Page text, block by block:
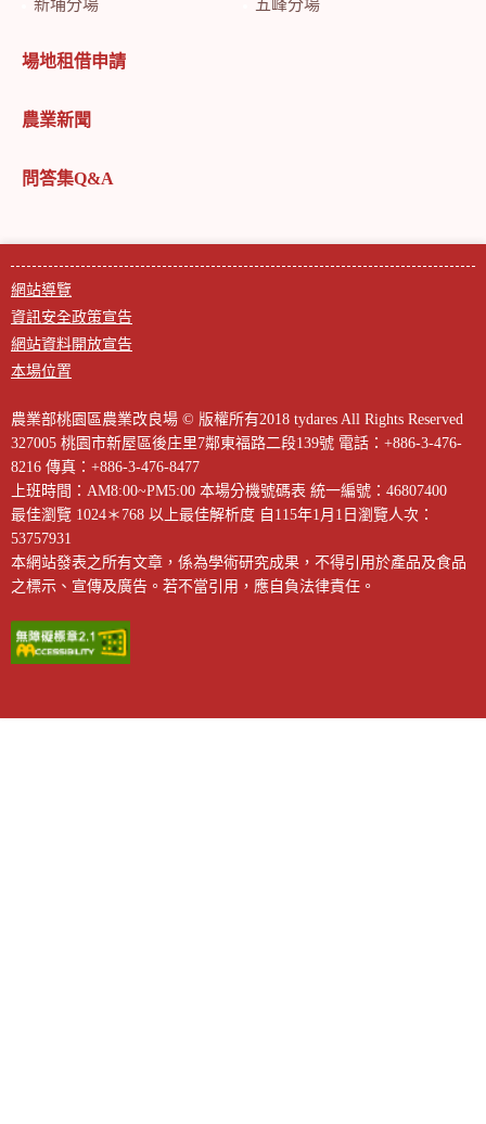
新埔分場
五峰分場
場地租借申請
農業新聞
問答集Q&A
網站導覽
資訊安全政策宣告
網站資料開放宣告
本場位置
農業部桃園區農業改良場 © 版權所有2018 tydares All Rights Reserved
327005 桃園市新屋區後庄里7鄰東福路二段139號 電話：+886-3-476-
8216 傳真：+886-3-476-8477
上班時間：AM8:00~PM5:00 本場分機號碼表 統一編號：46807400
最佳瀏覽 1024＊768 以上最佳解析度 自115年1月1日瀏覽人次：
53757931
本網站發表之所有文章，係為學術研究成果，不得引用於產品及食品
之標示、宣傳及廣告。若不當引用，應自負法律責任。